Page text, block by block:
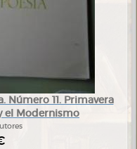
Número 11. Primavera
el Modernismo